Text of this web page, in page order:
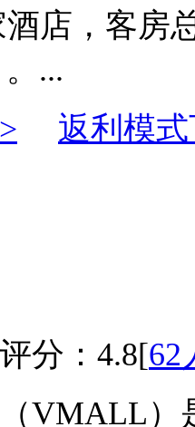
酒店，客房
...
返利模
评分： 4.8[62
VMALL）